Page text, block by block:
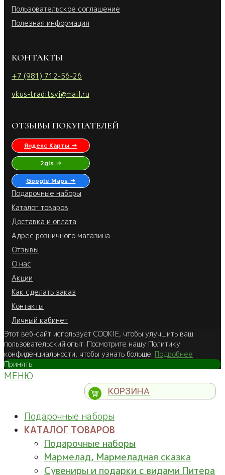
Пользовательское соглашение
Полезная информация
КОНТАКТЫ
+7 (981) 712-56-26
vkus-traditsyi@mail.ru
ОТЗЫВЫ ПОКУПАТЕЛЕЙ
Яндекс Карты →
2gis →
Google Maps →
Подарочные наборы
Каталог товаров
Доставка и оплата
Адрес розничного магазина
Отзывы
О нас
Акции
Как сделать заказ
Контакты
Личный кабинет
Этот веб-сайт использует COOKIE, чтобы улучшить ваш
пользовательский опыт. Посмотрите нашу Политику
конфиденциальности, чтобы узнать больше. Подробнее
Принять
МЕНЮ
КОРЗИНА
Подарочные наборы
КАТАЛОГ ТОВАРОВ
Подарочные наборы
Мармелад, Мармеладная сказка
Сувениры и подарки с видами Питера